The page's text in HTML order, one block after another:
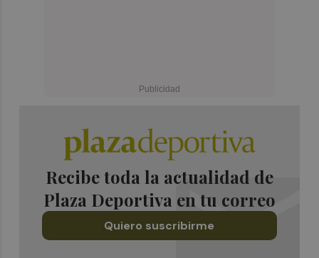
Recibe toda la actualidad de
Plaza Deportiva en tu correo
Quiero suscribirme